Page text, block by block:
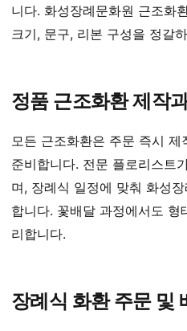
니다. 화성장례문화원 근조화
크기, 문구, 리본 구성을 정갈
정품 근조화환 제작
모든 근조화환은 주문 즉시
준비합니다. 전문 플로리스트
며, 장례식 일정에 맞춰 화성
합니다. 꽃배달 과정에서도
리합니다.
장례식 화환 주문 및